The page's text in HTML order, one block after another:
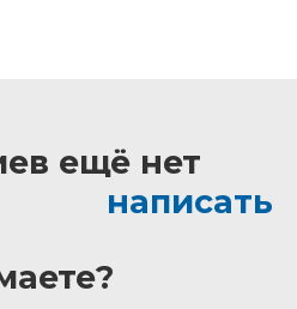
ещё нет
написать